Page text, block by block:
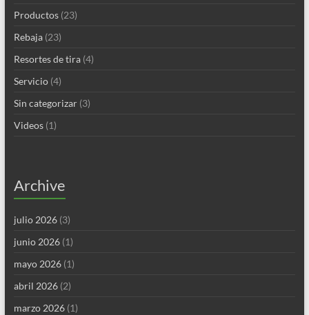
Productos(23)
Rebaja(23)
Resortes de tira(4)
Servicio(4)
Sin categorizar(3)
Videos(1)
Archive
julio 2026(3)
junio 2026(1)
mayo 2026(1)
abril 2026(2)
marzo 2026(1)